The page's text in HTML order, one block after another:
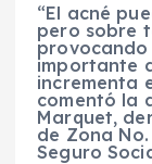
“El acné
pero sobre
provocando
importante
incrementa
comentó la
Marquet,
de Zona
Seguro